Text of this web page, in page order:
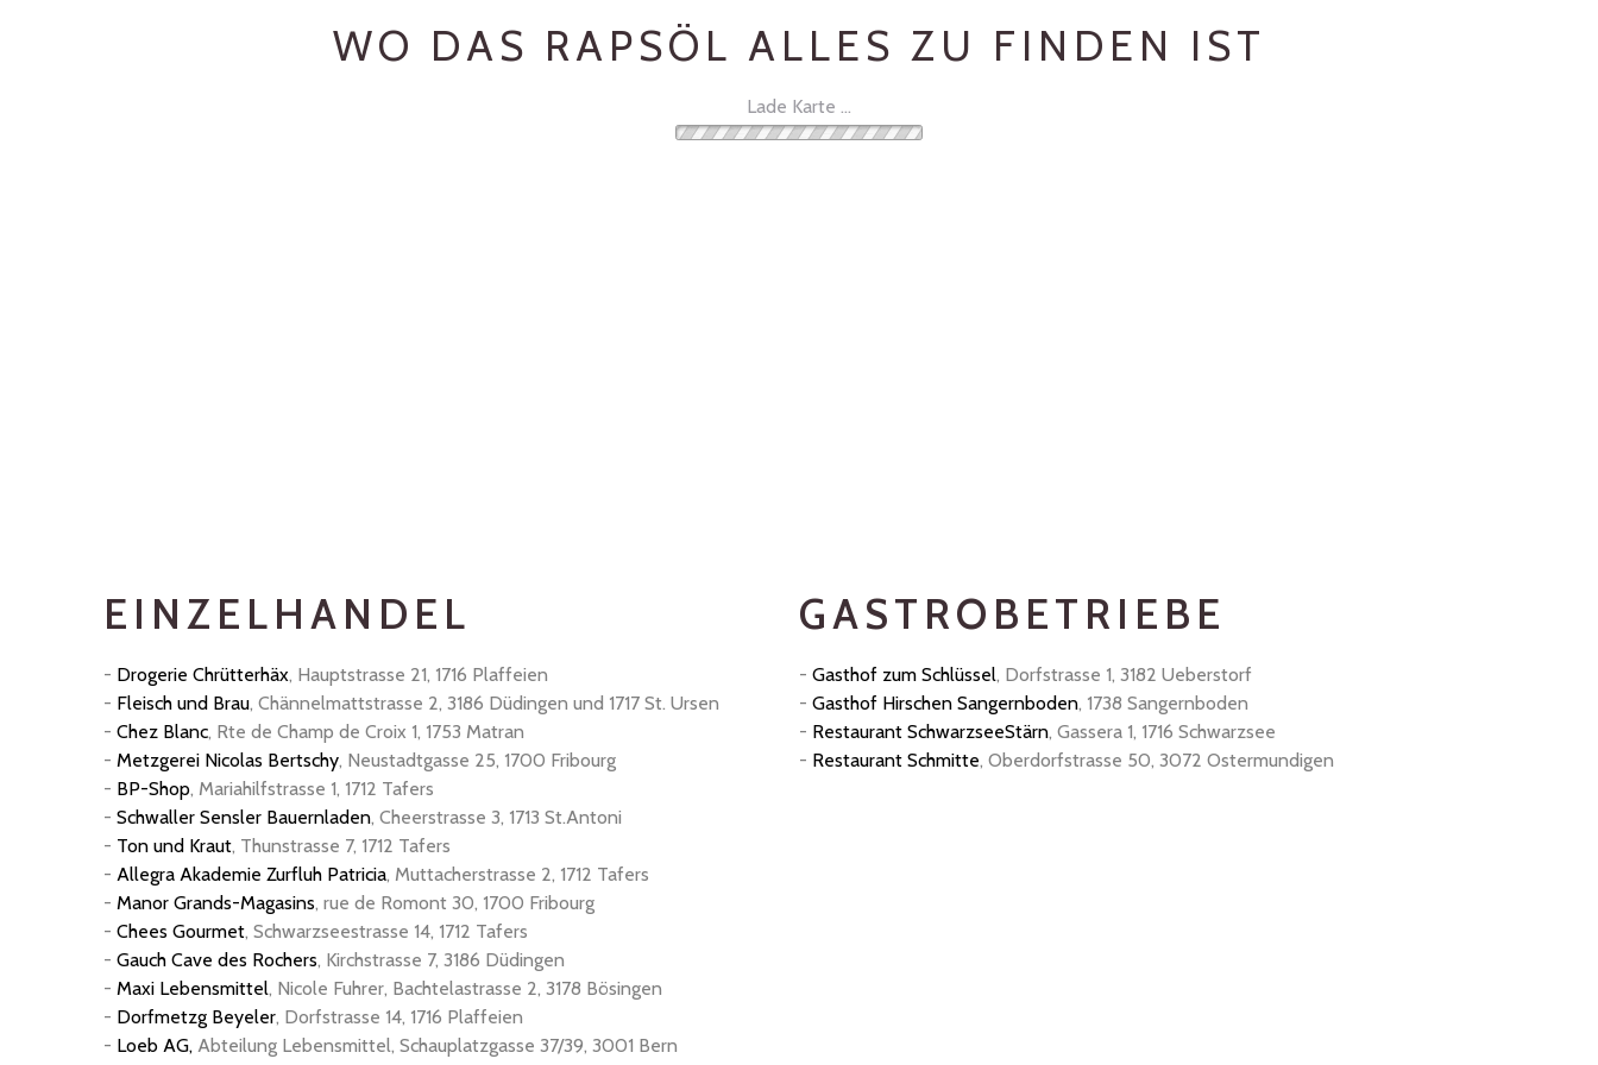
WO DAS RAPSÖL ALLES ZU FINDEN IST
Lade Karte …
EINZELHANDEL
- Drogerie Chrütterhäx, Hauptstrasse 21, 1716 Plaffeien
- Fleisch und Brau, Chännelmattstrasse 2, 3186 Düdingen und 1717 St. Ursen
- Chez Blanc, Rte de Champ de Croix 1, 1753 Matran
- Metzgerei Nicolas Bertschy, Neustadtgasse 25, 1700 Fribourg
- BP-Shop, Mariahilfstrasse 1, 1712 Tafers
- Schwaller Sensler Bauernladen, Cheerstrasse 3, 1713 St.Antoni
- Ton und Kraut, Thunstrasse 7, 1712 Tafers
- Allegra Akademie Zurfluh Patricia, Muttacherstrasse 2, 1712 Tafers
- Manor Grands-Magasins, rue de Romont 30, 1700 Fribourg
- Chees Gourmet, Schwarzseestrasse 14, 1712 Tafers
- Gauch Cave des Rochers, Kirchstrasse 7, 3186 Düdingen
- Maxi Lebensmittel, Nicole Fuhrer, Bachtelastrasse 2, 3178 Bösingen
- Dorfmetzg Beyeler, Dorfstrasse 14, 1716 Plaffeien
- Loeb AG, Abteilung Lebensmittel, Schauplatzgasse 37/39, 3001 Bern
GASTROBETRIEBE
- Gasthof zum Schlüssel, Dorfstrasse 1, 3182 Ueberstorf
- Gasthof Hirschen Sangernboden, 1738 Sangernboden
- Restaurant SchwarzseeStärn, Gassera 1, 1716 Schwarzsee
- Restaurant Schmitte, Oberdorfstrasse 50, 3072 Ostermundigen